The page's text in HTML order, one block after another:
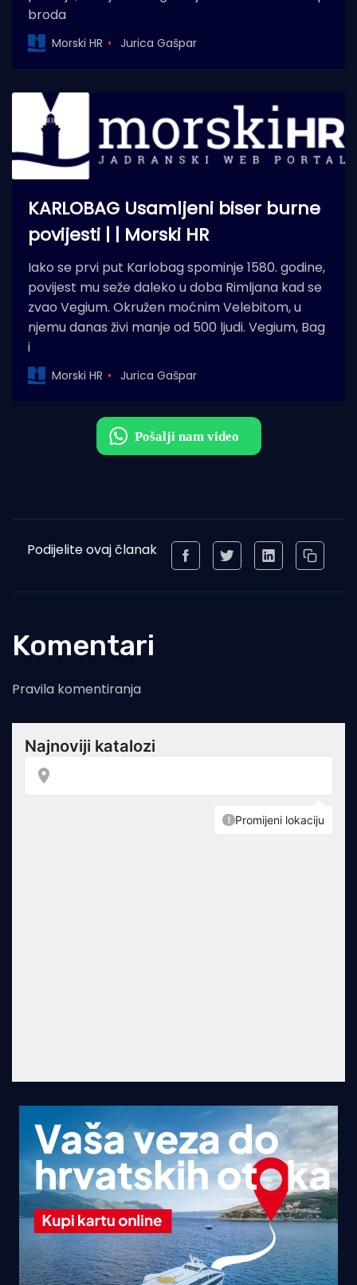
broda
Morski HR Jurica Gašpar
KARLOBAG Usamljeni biser burne
povijesti | | Morski HR
Iako se prvi put Karlobag spominje 1580. godine,
povijest mu seže daleko u doba Rimljana kad se
zvao Vegium. Okružen moćnim Velebitom, u
njemu danas živi manje od 500 ljudi. Vegium, Bag
i
Morski HR Jurica Gašpar
Podijelite ovaj članak
Komentari
Pravila komentiranja